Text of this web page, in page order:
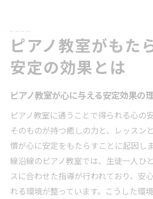
ピアノ教室がもた
安定の効果とは
ピアノ教室が心に与える安定効果の
ピアノ教室に通うことで得られる心の
そのものが持つ癒しの力と、レッスン
慣が心に安定をもたらすことに起因し
線沿線のピアノ教室では、生徒一人ひ
スに合わせた指導が行われており、安
れる環境が整っています。こうした環